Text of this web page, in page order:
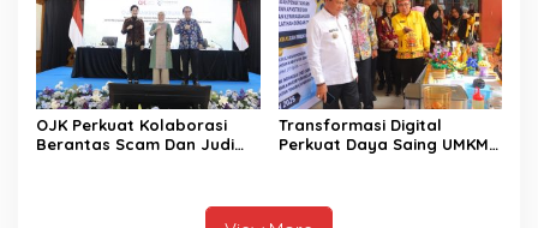
OJK Perkuat Kolaborasi
Berantas Scam Dan Judi
Transformasi Digital
Perkuat Daya Saing UMKM